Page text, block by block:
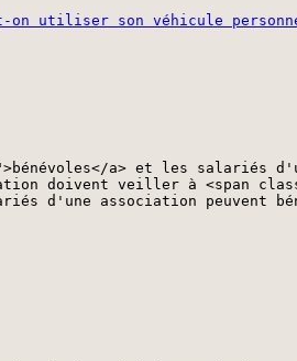
on utiliser son véhicule
a> et les salariés
doivent veiller à <span
d'une association peuvent